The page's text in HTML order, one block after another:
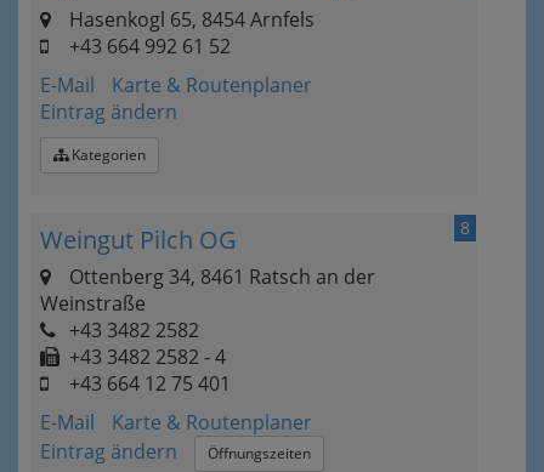
Hasenkogl 65, 8454 Arnfels
+43 664 992 61 52
E-Mail
Karte & Routenplaner
Eintrag ändern
Kategorien
8
Weingut Pilch OG
Ottenberg 34, 8461 Ratsch an der
Weinstraße
+43 3482 2582
+43 3482 2582 - 4
+43 664 12 75 401
E-Mail
Karte & Routenplaner
Eintrag ändern
Öffnungszeiten